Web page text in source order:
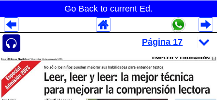
Go Back to current Ed.
Despliegues Analytics
Despliegues Totales
Despliegues por Rubros